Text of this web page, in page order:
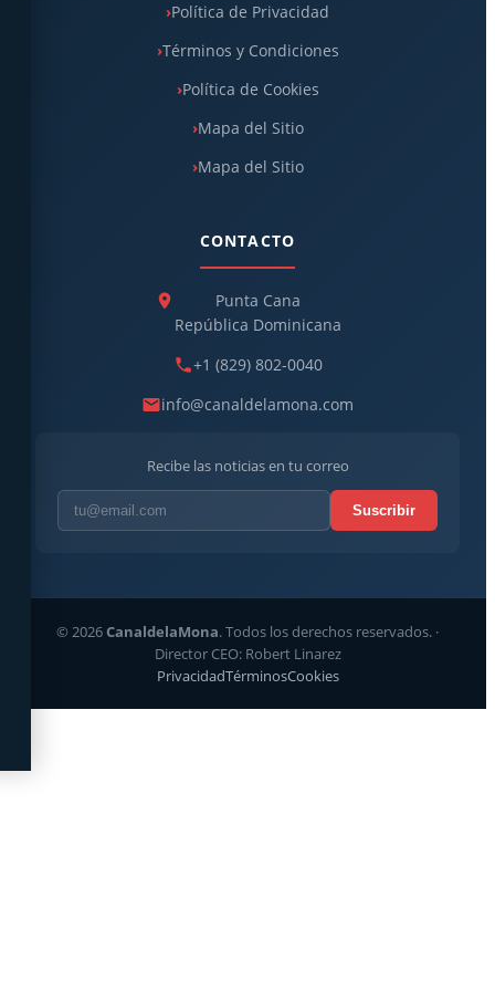
Política de Privacidad
Términos y Condiciones
Política de Cookies
Mapa del Sitio
Mapa del Sitio
CONTACTO
Punta Cana
República Dominicana
+1 (829) 802-0040
info@canaldelamona.com
Recibe las noticias en tu correo
Suscribir
© 2026CanaldelaMona. Todos los derechos reservados. ·
Director CEO: Robert Linarez
PrivacidadTérminosCookies